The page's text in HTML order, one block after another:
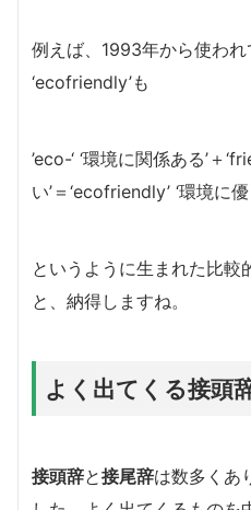
例えば、1993年から使わ
‘ecofriendly’も
’eco-‘ ‘環境に関係ある’＋
い’ ＝‘ecofriendly’ ‘環境に
というように生まれた比較
と、納得しますね。
よく出てくる接頭
接頭辞と接尾辞は数多くあ